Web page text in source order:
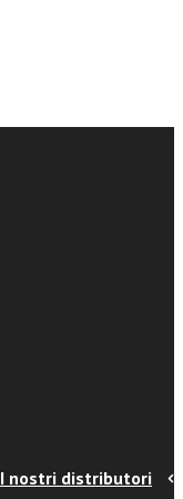
I nostri distributori